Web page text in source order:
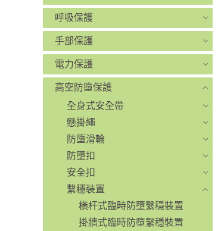
呼吸保護
手部保護
電力保護
高空防墮保護
全身式安全帶
懸掛繩
防墮滑輪
防墮扣
安全扣
繫穩裝置
橫杆式臨時防墮繫穩裝置
掛牆式臨時防墮繫穩裝置